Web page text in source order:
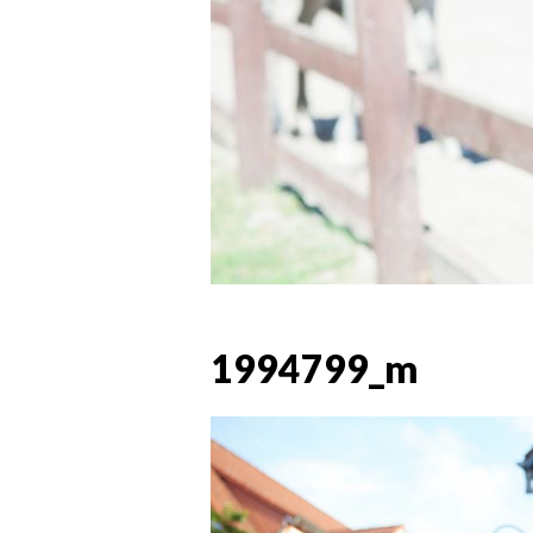
1994799_m